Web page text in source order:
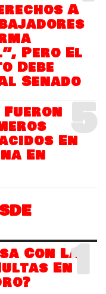
A
Pero El
Debe
Senado
5
Fueron
En
En
1
Con Las
En